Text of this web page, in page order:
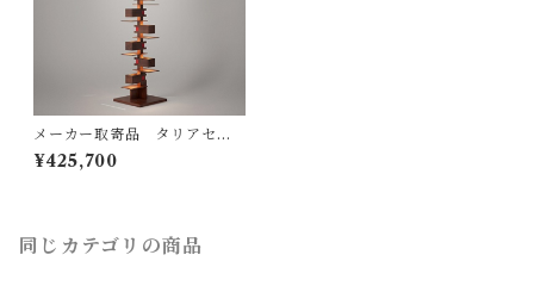
メーカー取寄品 タリアセン
TALIESIN® 2 （322S726
4） / Frank Lloyd Wright /
¥425,700
同じカテゴリの商品